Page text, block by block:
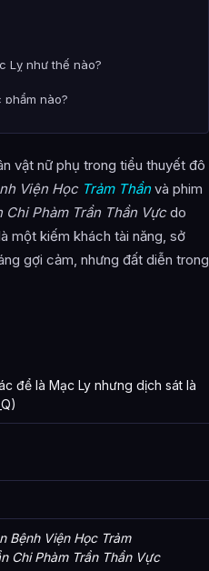
Lỵ như thế nào?
phẩm nào?
hợp từ đâu?
vật nữ phụ trong tiểu thuyết đô
Viện Học Trảm Thầnvà phim
Chi Phàm Trần Thần Vựcdo
một kiếm khách tài năng, sở
gợi cảm, nhưng đất diễn trong
để là Mạc Ly nhưng dịch sát là
Bệnh Viện Học Trảm
Chi Phàm Trần Thần Vực